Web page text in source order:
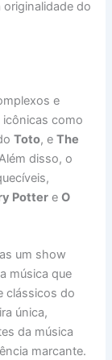
do
e
como
Toto, eThe
disso, o
Potter eO
um show
música que
clássicos do
única,
da música
marcante.